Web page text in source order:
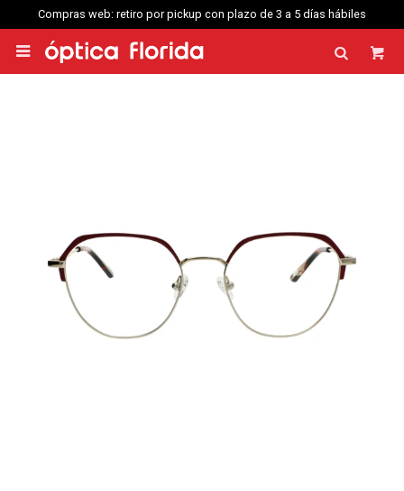
Compras web: retiro por pickup con plazo de 3 a 5 días hábiles
